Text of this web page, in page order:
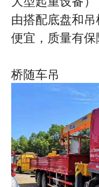
由搭配底盘和
便宜，质量有保
柳
桥随车吊